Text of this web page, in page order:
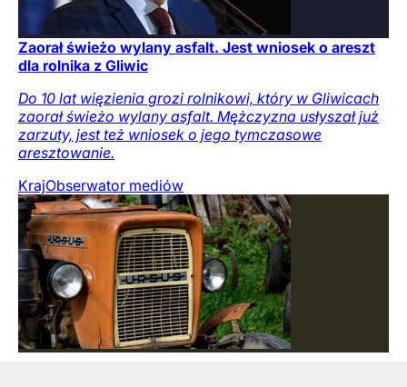
Zaorał świeżo wylany asfalt. Jest wniosek o areszt
dla rolnika z Gliwic
Do 10 lat więzienia grozi rolnikowi, który w Gliwicach
zaorał świeżo wylany asfalt. Mężczyzna usłyszał już
zarzuty, jest też wniosek o jego tymczasowe
aresztowanie.
KrajObserwator mediów